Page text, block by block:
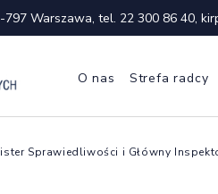
797 Warszawa, tel. 22 300 86 40,
O nas Strefa radcy
Sprawiedliwości i Główny